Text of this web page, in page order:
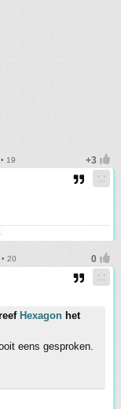
19
20
Hexagon het
eens gesproken.